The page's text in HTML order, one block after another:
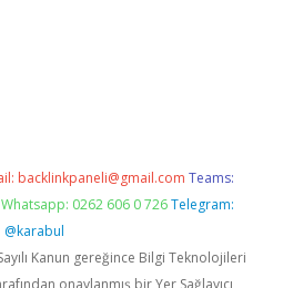
backlinkpaneli@gmail.com Teams:
Whatsapp: 0262 606 0 726 Telegram:
@karabul
Kanun gereğince Bilgi Teknolojileri
onaylanmış bir Yer Sağlayıcı